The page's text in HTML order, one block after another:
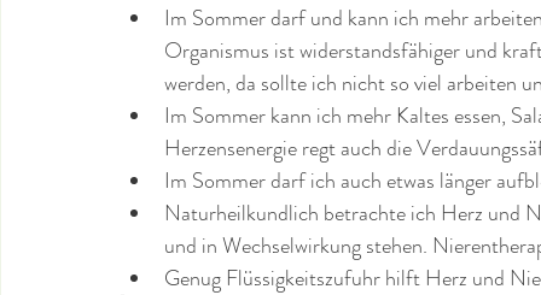
Im Sommer darf und kann ich mehr
Organismus ist widerstandsfähiger und
werden, da sollte ich nicht so viel arbeiten
Im Sommer kann ich mehr Kaltes essen,
Herzensenergie regt auch die
Im Sommer darf ich auch etwas länger
Naturheilkundlich betrachte ich Herz und
und in Wechselwirkung stehen.
Genug Flüssigkeitszufuhr hilft Herz und